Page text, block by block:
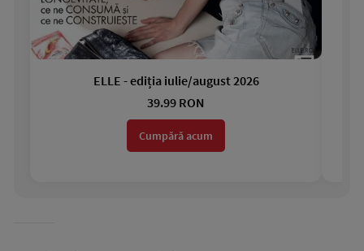
ELLE - ediția iulie/august 2026
39.99 RON
Cumpără acum